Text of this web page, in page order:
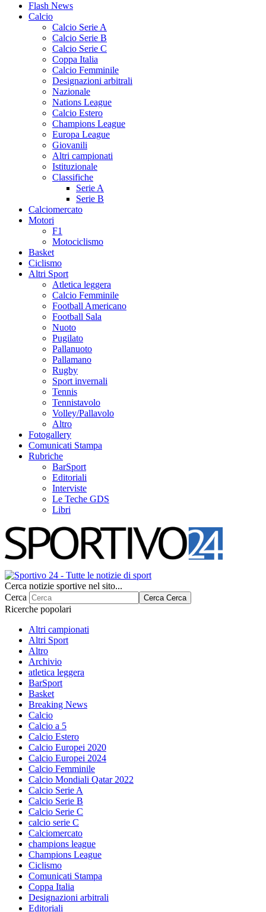
Flash News
Calcio
Calcio Serie A
Calcio Serie B
Calcio Serie C
Coppa Italia
Calcio Femminile
Designazioni arbitrali
Nazionale
Nations League
Calcio Estero
Champions League
Europa League
Giovanili
Altri campionati
Istituzionale
Classifiche
Serie A
Serie B
Calciomercato
Motori
F1
Motociclismo
Basket
Ciclismo
Altri Sport
Atletica leggera
Calcio Femminile
Football Americano
Football Sala
Nuoto
Pugilato
Pallanuoto
Pallamano
Rugby
Sport invernali
Tennis
Tennistavolo
Volley/Pallavolo
Altro
Fotogallery
Comunicati Stampa
Rubriche
BarSport
Editoriali
Interviste
Le Teche GDS
Libri
Cerca notizie sportive nel sito...
Cerca
Cerca Cerca
Ricerche popolari
Altri campionati
Altri Sport
Altro
Archivio
atletica leggera
BarSport
Basket
Breaking News
Calcio
Calcio a 5
Calcio Estero
Calcio Europei 2020
Calcio Europei 2024
Calcio Femminile
Calcio Mondiali Qatar 2022
Calcio Serie A
Calcio Serie B
Calcio Serie C
calcio serie C
Calciomercato
champions league
Champions League
Ciclismo
Comunicati Stampa
Coppa Italia
Designazioni arbitrali
Editoriali